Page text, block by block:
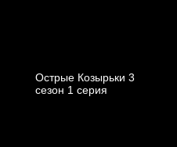
Острые Козырьки 3
cезон 1 cерия